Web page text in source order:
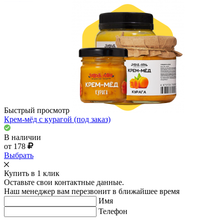
Быстрый просмотр
Крем-мёд с курагой (под заказ)
В наличии
от 178
Выбрать
Купить в 1 клик
Оставьте свои контактные данные.
Наш менеджер вам перезвонит в ближайшее время
Имя
Телефон